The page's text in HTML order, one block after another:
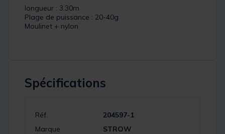
longueur : 3.30m
Plage de puissance : 20-40g
Moulinet + nylon
Spécifications
Réf.
204597-1
Marque
STROW